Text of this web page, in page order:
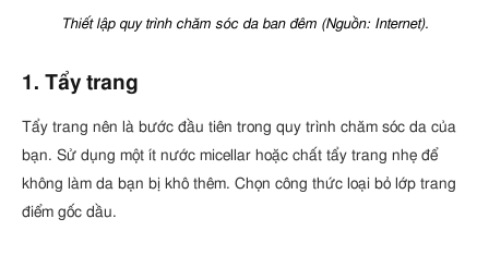
Thiết lập quy trình chăm sóc da ban đêm (Nguồn: Internet).
1. Tẩy trang
Tẩy trang nên là bước đầu tiên trong quy trình chăm sóc da của
bạn. Sử dụng một ít nước micellar hoặc chất tẩy trang nhẹ để
không làm da bạn bị khô thêm. Chọn công thức loại bỏ lớp trang
điểm gốc dầu.